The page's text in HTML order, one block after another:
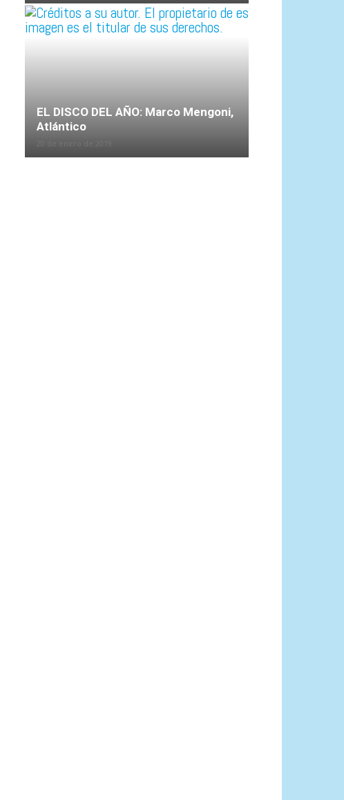
EL DISCO DEL AÑO: Marco Mengoni,
Atlántico